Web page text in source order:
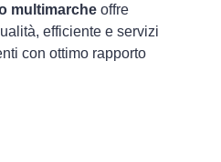
multimarche offre
efficiente e servizi
con ottimo rapporto